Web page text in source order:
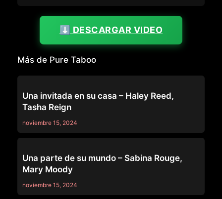
⬇️ DESCARGAR VIDEO
Más de Pure Taboo
Una invitada en su casa – Haley Reed,
Tasha Reign
noviembre 15, 2024
Una parte de su mundo – Sabina Rouge,
Mary Moody
noviembre 15, 2024